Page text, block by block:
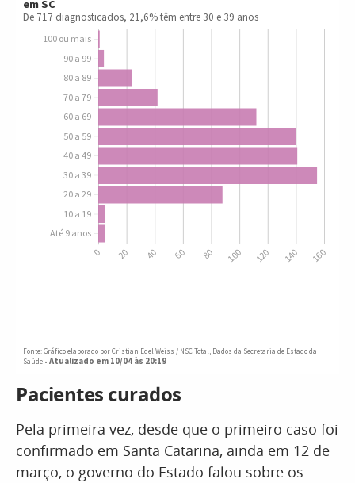
Pacientes curados
Pela primeira vez, desde que o primeiro caso foi
confirmado em Santa Catarina, ainda em 12 de
março, o governo do Estado falou sobre os